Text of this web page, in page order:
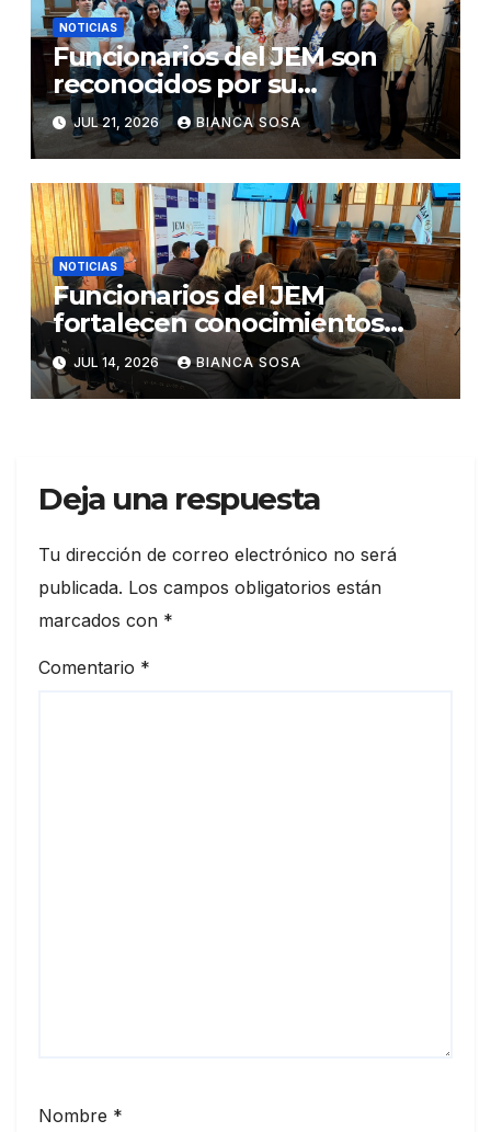
NOTICIAS
Funcionarios del JEM son
reconocidos por su
participación en el concurso
«Lemas sobre Ética e
Integridad Institucional»
JUL 21, 2026 BIANCA SOSA
NOTICIAS
Funcionarios del JEM
fortalecen conocimientos
sobre administración de
contratos públicos
JUL 14, 2026 BIANCA SOSA
Deja una respuesta
Tu dirección de correo electrónico no será
publicada. Los campos obligatorios están
marcados con *
Comentario *
Nombre *